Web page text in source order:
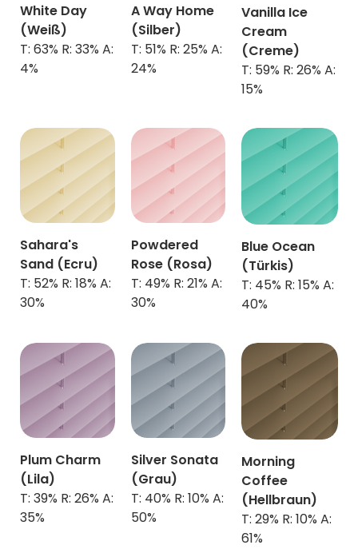
White Day
(Weiß)
T: 63% R: 33% A:
4%
A Way Home
(Silber)
T: 51% R: 25% A:
24%
Vanilla Ice
Cream
(Creme)
T: 59% R: 26% A:
15%
Sahara's
Sand (Ecru)
T: 52% R: 18% A:
30%
Powdered
Rose (Rosa)
T: 49% R: 21% A:
30%
Blue Ocean
(Türkis)
T: 45% R: 15% A:
40%
Plum Charm
(Lila)
T: 39% R: 26% A:
35%
Silver Sonata
(Grau)
T: 40% R: 10% A:
50%
Morning
Coffee
(Hellbraun)
T: 29% R: 10% A:
61%